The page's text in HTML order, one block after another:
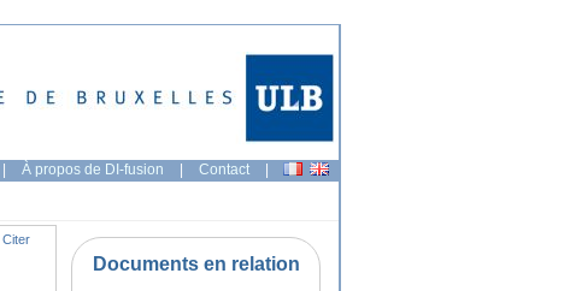
| À propos de DI-fusion | Contact |
Citer
Documents en relation